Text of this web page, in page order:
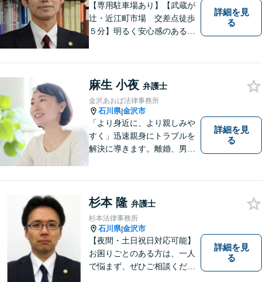
【専用駐車場あり】【武蔵が
辻・近江町市場 交差点徒歩
５分】明るく安心感のある事
詳細を見
る
麻生 小夜 弁護士
金沢あおば法律事務所
石川県|金沢市
「より身近に、より親しみや
すく」迅速親身にトラブルを
解決に導きます。離婚、男女
にご相談ください。
詳細を見
る
杉本 隆 弁護士
杉本法律事務所
石川県|金沢市
【夜間・土日祝日対応可能】
お困りごとのある方は、一人
で悩まず、ぜひご相談くださ
詳細を見
る